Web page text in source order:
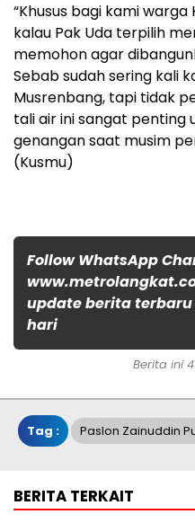
“Khusus bagi kami
kalau Pak Uda terpilih
memohon agar
Sebab sudah sering kali
Musrenbang, tapi tidak
tali air ini sangat penting
genangan saat musim
(Kusmu)
Follow WhatsApp
update berita
hari
Berita ini
Tag : Paslon Zainuddin
BERITA TERKAIT